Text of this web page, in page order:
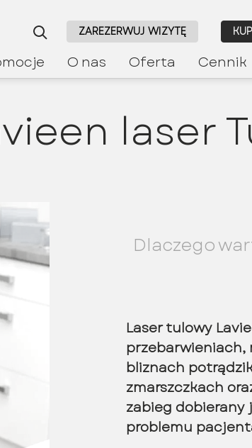
O nas Oferta Cennik
ZAREZERWUJ WIZYTĘ
laser
Dlaczego
Laser tulowy
przebarwieniach,
bliznach
zmarszczkach
zabieg dobierany
problemu